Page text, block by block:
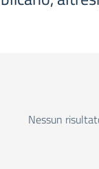
Nessun